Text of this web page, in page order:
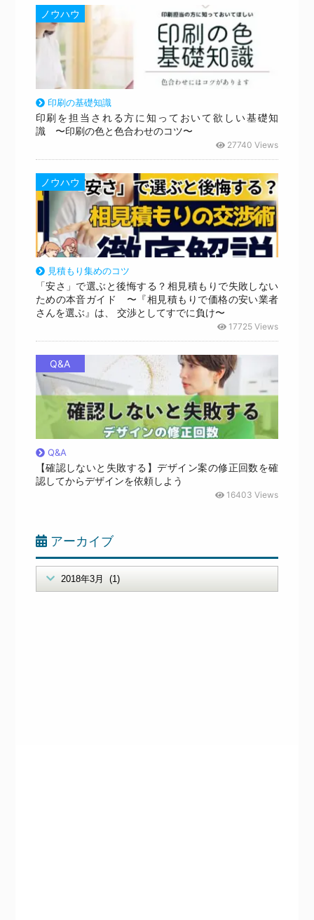
ノウハウ
印刷の基礎知識
印刷を担当される方に知っておいて欲しい基礎知
識 〜印刷の色と色合わせのコツ〜
27740 Views
ノウハウ
見積もり集めのコツ
「安さ」で選ぶと後悔する？相見積もりで失敗しない
ための本音ガイド 〜『相見積もりで価格の安い業者
さんを選ぶ』は、 交渉としてすでに負け〜
17725 Views
Q&A
Q&A
【確認しないと失敗する】デザイン案の修正回数を確
認してからデザインを依頼しよう
16403 Views
アーカイブ